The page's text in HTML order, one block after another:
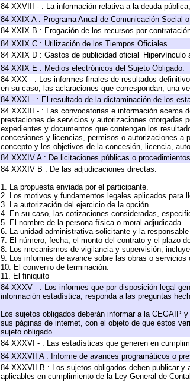
84 XXVIII - : La información relativa a la deuda
84 XXIX A : Programa Anual de Comunicación Social
84 XXIX B : Erogación de los recursos por
84 XXIX C : Utilización de los Tiempos Oficiales.
84 XXIX D : Gastos de publicidad
84 XXIX E : Medios electrónicos del Sujeto Obligado.
84 XXX - : Los informes finales de resultados
en su caso, las aclaraciones que correspondan; una
84 XXXI - : El resultado de la dictaminación de los
84 XXXIII - : Las convocatorias e información acerca
prestaciones de servicios y autorizaciones otorgadas
expedientes y documentos que contengan los
concesiones y licencias, permisos o autorizaciones a
concepto y los objetivos de la concesión, licencia,
84 XXXIV A : De licitaciones públicas o
84 XXXIV B : De las adjudicaciones directas:
1. La propuesta enviada por el participante.
2. Los motivos y fundamentos legales aplicados para
3. La autorización del ejercicio de la opción.
4. En su caso, las cotizaciones consideradas,
5. El nombre de la persona física o moral adjudicada.
6. La unidad administrativa solicitante y la
7. El número, fecha, el monto del contrato y el plazo
8. Los mecanismos de vigilancia y supervisión,
9. Los informes de avance sobre las obras o servicios
10. El convenio de terminación.
11. El finiquito
84 XXXV - : Los informes que por disposición legal
información estadística, responda a las preguntas
Los sujetos obligados deberán informar a la CEGAIP
sus páginas de internet, con el objeto de que éstos
sujeto obligado.
84 XXXVI - : Las estadísticas que generen en
84 XXXVII A : Informe de avances programáticos o
84 XXXVII B : Los sujetos obligados deben publicar
aplicables en cumplimiento de la Ley General de